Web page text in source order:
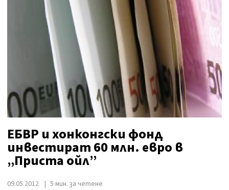
ЕБВР и хонконгски фонд
инвестират 60 млн. евро в
„Приста ойл”
09.05.2012 5 мин. за четене